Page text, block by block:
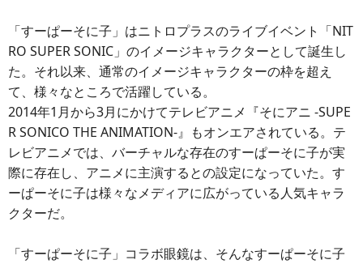
「すーぱーそに子」はニトロプラスのライブイベント「NIT
RO SUPER SONIC」のイメージキャラクターとして誕生し
た。それ以来、通常のイメージキャラクターの枠を超え
て、様々なところで活躍している。
2014年1月から3月にかけてテレビアニメ『そにアニ -SUPE
R SONICO THE ANIMATION-』もオンエアされている。テ
レビアニメでは、バーチャルな存在のすーぱーそに子が実
際に存在し、アニメに主演するとの設定になっていた。す
ーぱーそに子は様々なメディアに広がっている人気キャラ
クターだ。
「すーぱーそに子」コラボ眼鏡は、そんなすーぱーそに子